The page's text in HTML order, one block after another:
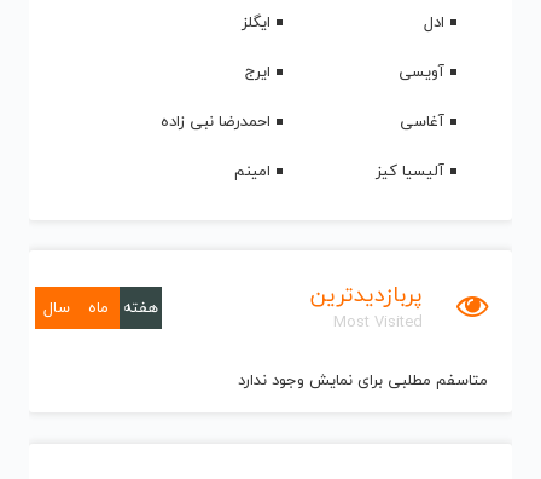
ادل
ایگلز
آویسی
ایرج
آغاسی
احمدرضا نبی زاده
آلیسیا کیز
امینم
پربازدیدترین
Most Visited
هفته ماه سال
متاسفم مطلبی برای نمایش وجود ندارد